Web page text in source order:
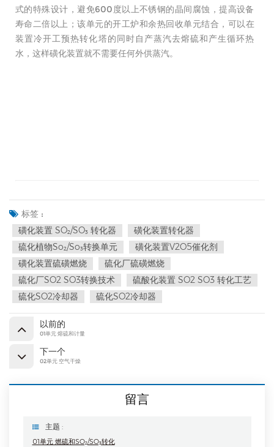
式的特殊设计，避免600度以上不锈钢的晶间腐蚀，提高设备
寿命二倍以上；该单元的开工炉和余热回收单元结合，可以在
装置冷开工预热转化塔的同时自产蒸汽去熔硫和产生循环热
水，这样磺化装置就不需要任何外供蒸汽。
标签 :
磺化装置 SO₂/SO₃ 转化器
磺化装置转化器
硫化植物So₂/So₃转换单元
磺化装置V2O5催化剂
磺化装置硫磺燃烧
硫化厂硫磺燃烧
硫化厂SO2 SO3转换技术
硫酸化装置 SO2 SO3 转化工艺
硫化SO2冷却器
硫化SO2冷却器
以前的
01单元 熔硫和计量
下一个
02单元 空气干燥
留言
主题 :
01单元 燃硫和SO₂/SO₃转化